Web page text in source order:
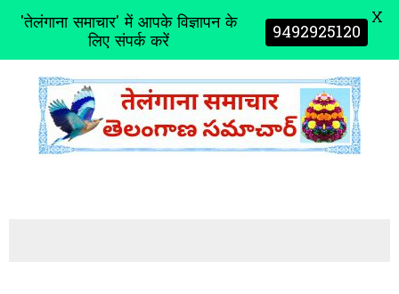
'तेलंगाना समाचार' में आपके विज्ञापन के
लिए संपर्क करें 9492925120 X